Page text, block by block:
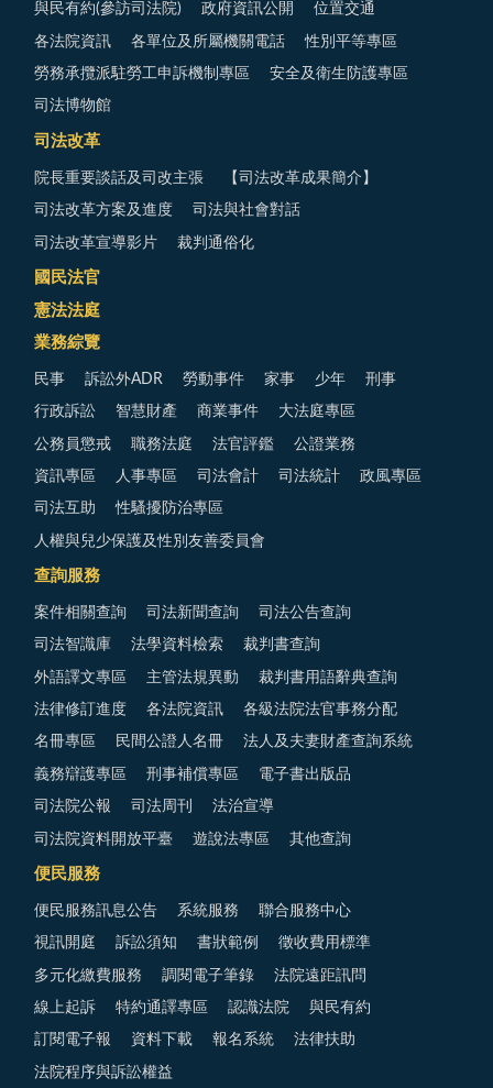
與民有約(參訪司法院) 政府資訊公開 位置交通
各法院資訊 各單位及所屬機關電話 性別平等專區
勞務承攬派駐勞工申訴機制專區 安全及衛生防護專區
司法博物館
司法改革
院長重要談話及司改主張 【司法改革成果簡介】
司法改革方案及進度 司法與社會對話
司法改革宣導影片 裁判通俗化
國民法官
憲法法庭
業務綜覽
民事 訴訟外ADR 勞動事件 家事 少年 刑事
行政訴訟 智慧財產 商業事件 大法庭專區
公務員懲戒 職務法庭 法官評鑑 公證業務
資訊專區 人事專區 司法會計 司法統計 政風專區
司法互助 性騷擾防治專區
人權與兒少保護及性別友善委員會
查詢服務
案件相關查詢 司法新聞查詢 司法公告查詢
司法智識庫 法學資料檢索 裁判書查詢
外語譯文專區 主管法規異動 裁判書用語辭典查詢
法律修訂進度 各法院資訊 各級法院法官事務分配
名冊專區 民間公證人名冊 法人及夫妻財產查詢系統
義務辯護專區 刑事補償專區 電子書出版品
司法院公報 司法周刊 法治宣導
司法院資料開放平臺 遊說法專區 其他查詢
便民服務
便民服務訊息公告 系統服務 聯合服務中心
視訊開庭 訴訟須知 書狀範例 徵收費用標準
多元化繳費服務 調閱電子筆錄 法院遠距訊問
線上起訴 特約通譯專區 認識法院 與民有約
訂閱電子報 資料下載 報名系統 法律扶助
法院程序與訴訟權益